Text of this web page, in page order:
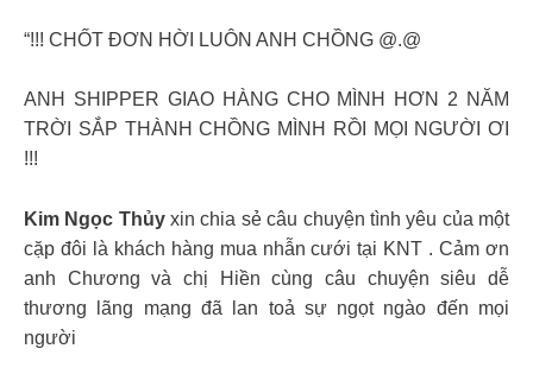
“!!! CHỐT ĐƠN HỜI LUÔN ANH CHỒNG @.@
ANH SHIPPER GIAO HÀNG CHO MÌNH HƠN 2 NĂM
TRỜI SẮP THÀNH CHỒNG MÌNH RỒI MỌI NGƯỜI ƠI
!!!
Kim Ngọc Thủyxin chia sẻ câu chuyện tình yêu của một
cặp đôi là khách hàng mua nhẫn cưới tại KNT . Cảm ơn
anh Chương và chị Hiền cùng câu chuyện siêu dễ
thương lãng mạng đã lan toả sự ngọt ngào đến mọi
người